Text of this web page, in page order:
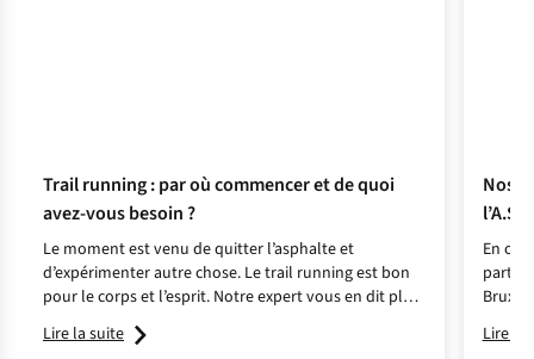
Trail running : par où commencer et de quoi
avez-vous besoin ?
Le moment est venu de quitter l’asphalte et
d’expérimenter autre chose. Le trail running est bon
pour le corps et l’esprit. Notre expert vous en dit plus
sur cette course en pleine nature.
Lire la suite
Nos
En
leurs
Lire la